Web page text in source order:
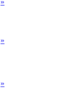
»
»
»